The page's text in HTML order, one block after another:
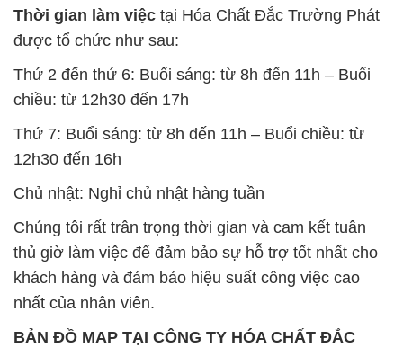
Thời gian làm việc tại Hóa Chất Đắc Trường Phát
được tổ chức như sau:
Thứ 2 đến thứ 6: Buổi sáng: từ 8h đến 11h – Buổi
chiều: từ 12h30 đến 17h
Thứ 7: Buổi sáng: từ 8h đến 11h – Buổi chiều: từ
12h30 đến 16h
Chủ nhật: Nghỉ chủ nhật hàng tuần
Chúng tôi rất trân trọng thời gian và cam kết tuân
thủ giờ làm việc để đảm bảo sự hỗ trợ tốt nhất cho
khách hàng và đảm bảo hiệu suất công việc cao
nhất của nhân viên.
BẢN ĐỒ MAP TẠI CÔNG TY HÓA CHẤT ĐẮC